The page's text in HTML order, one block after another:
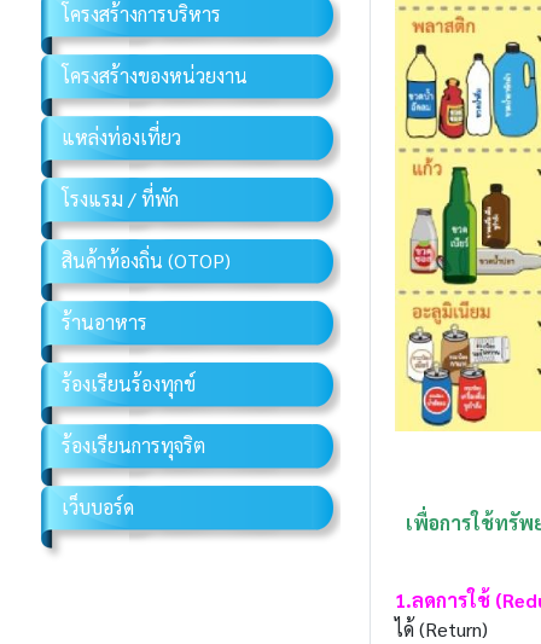
โครงสร้างการบริหาร
โครงสร้างของหน่วยงาน
แหล่งท่องเที่ยว
โรงแรม / ที่พัก
สินค้าท้องถิ่น (OTOP)
ร้านอาหาร
ร้องเรียนร้องทุกข์
ร้องเรียนการทุจริต
เว็บบอร์ด
เพื่อการใช้ทรั
1.ลดการใช้
ได้ (Return)